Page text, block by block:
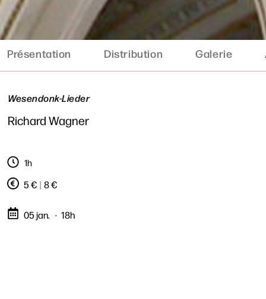
Présentation Distribution Galerie
Wesendonk-Lieder
Richard Wagner
1h
5 € | 8 €
05 jan. 18h